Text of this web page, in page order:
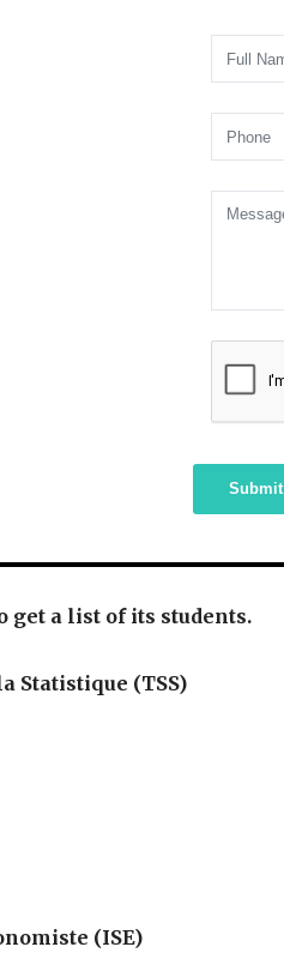
Submit
get a list of its students.
Statistique (TSS)
(ISE)